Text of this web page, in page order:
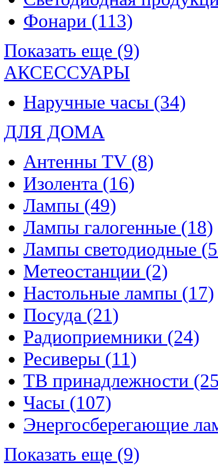
Фонари (113)
Показать еще (9)
АКСЕССУАРЫ
Наручные часы (34)
ДЛЯ ДОМА
Антенны TV (8)
Изолента (16)
Лампы (49)
Лампы галогенные (18)
Лампы светодиодные
Метеостанции (2)
Настольные лампы (17)
Посуда (21)
Радиоприемники (24)
Ресиверы (11)
ТВ принадлежности
Часы (107)
Энергосберегающие
Показать еще (9)